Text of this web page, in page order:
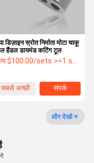
कारखाने का दौरा
डिज़ाइन स्रोत निर्माता मोटा चाकू
हैंडल डायमंड कटिंग टूल
$100.00/sets >=1 sets
सबसे अच्छी
संपर्क
और देखो